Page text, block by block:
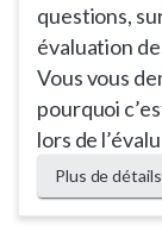
questions,
évaluation
Vous vous
pourquoi
lors de
Plus de détails